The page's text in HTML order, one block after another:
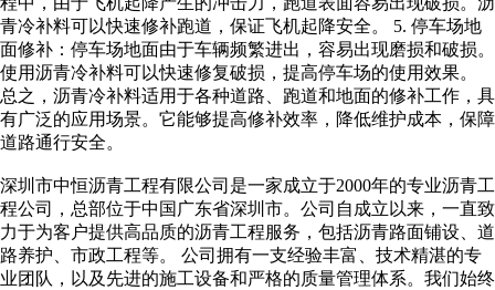
青冷补料可以快速修补跑道，保证飞机起降安全。 5. 停车场地
面修补：停车场地面由于车辆频繁进出，容易出现磨损和破损。
使用沥青冷补料可以快速修复破损，提高停车场的使用效果。
总之，沥青冷补料适用于各种道路、跑道和地面的修补工作，具
有广泛的应用场景。它能够提高修补效率，降低维护成本，保障
道路通行安全。
深圳市中恒沥青工程有限公司是一家成立于2000年的专业沥青工
程公司，总部位于中国广东省深圳市。公司自成立以来，一直致
力于为客户提供高品质的沥青工程服务，包括沥青路面铺设、道
路养护、市政工程等。 公司拥有一支经验丰富、技术精湛的专
业团队，以及先进的施工设备和严格的质量管理体系。我们始终